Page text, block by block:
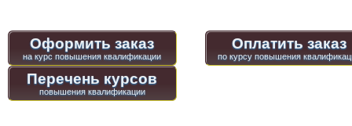
Оформить заказ Оплатить заказ
Перечень курсов
повышения квалификации